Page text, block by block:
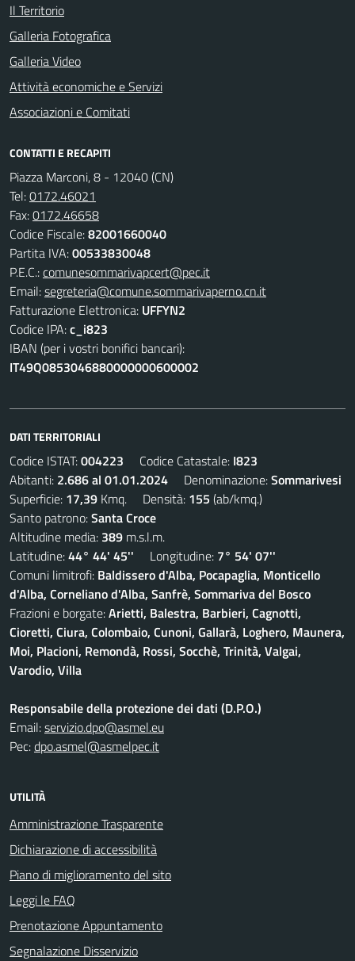
Il Territorio
Galleria Fotografica
Galleria Video
Attività economiche e Servizi
Associazioni e Comitati
CONTATTI E RECAPITI
Piazza Marconi, 8 - 12040 (CN)
Tel:0172.46021
Fax:0172.46658
Codice Fiscale:82001660040
Partita IVA:00533830048
P.E.C.:comunesommarivapcert@pec.it
Email:segreteria@comune.sommarivaperno.cn.it
Fatturazione Elettronica: UFFYN2
Codice IPA:c_i823
IBAN (per i vostri bonifici bancari):
IT49Q0853046880000000600002
DATI TERRITORIALI
Codice ISTAT:004223 Codice Catastale: I823
Abitanti: 2.686 al 01.01.2024 Denominazione:Sommarivesi
Superficie: 17,39 Kmq. Densità: 155 (ab/kmq.)
Santo patrono:Santa Croce
Altitudine media: 389 m.s.l.m.
Latitudine:44° 44' 45'' Longitudine: 7° 54' 07''
Comuni limitrofi: Baldissero d'Alba, Pocapaglia, Monticello
d'Alba, Corneliano d'Alba, Sanfrè, Sommariva del Bosco
Frazioni e borgate:Arietti, Balestra, Barbieri, Cagnotti,
Cioretti, Ciura, Colombaio, Cunoni, Gallarà, Loghero, Maunera,
Moi, Placioni, Remondà, Rossi, Socchè, Trinità, Valgai,
Varodio, Villa
Responsabile della protezione dei dati (D.P.O.)
Email:servizio.dpo@asmel.eu
Pec:dpo.asmel@asmelpec.it
UTILITÀ
Amministrazione Trasparente
Dichiarazione di accessibilità
Piano di miglioramento del sito
Leggi le FAQ
Prenotazione Appuntamento
Segnalazione Disservizio